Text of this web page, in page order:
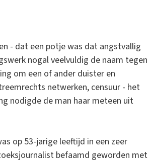
- dat een potje was dat angstvallig
nogal veelvuldig de naam tegen
om een of ander duister en
netwerken, censuur - het
nodigde de man haar meteen uit
op 53-jarige leeftijd in een zeer
befaamd geworden met